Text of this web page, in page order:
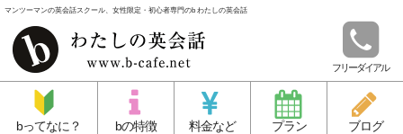
マンツーマンの英会話スクール、女性限定・初心者専門のb わたしの英会話
フリーダイアル
bってなに？ bの特徴 料金など プラン ブログ